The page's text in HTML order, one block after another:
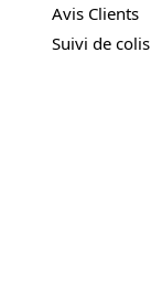
Avis Clients
Suivi de colis